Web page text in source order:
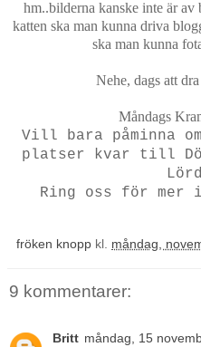
hm..bilderna kanske inte är av
katten ska man kunna driva
ska man kunna
Nehe, dags att
Måndags
Vill bara påminna
platser kvar till
Ring oss för mer
fröken knopp kl. måndag,
9 kommentarer:
Britt måndag, 15